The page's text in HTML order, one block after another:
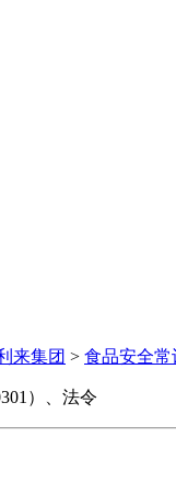
来集团 > 食品安全常
）、法令